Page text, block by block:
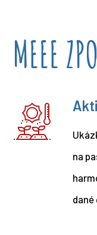
MEEE
na
dané